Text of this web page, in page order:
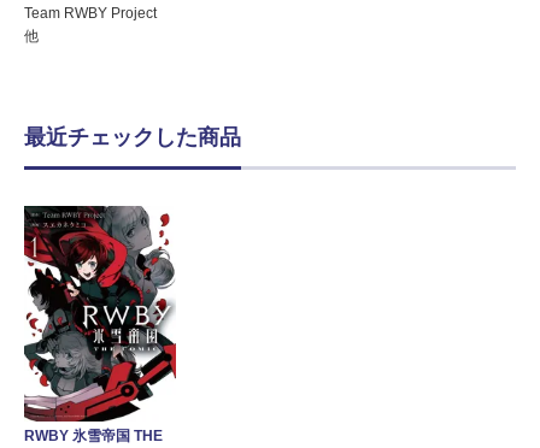
Team RWBY Project
他
最近チェックした商品
RWBY 氷雪帝国 THE